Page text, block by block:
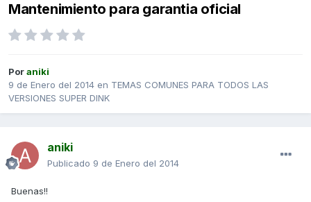
Mantenimiento para garantia oficial
Poraniki
9 de Enero del 2014 en TEMAS COMUNES PARA TODOS LAS
VERSIONES SUPER DINK
aniki
Publicado 9 de Enero del 2014
Buenas!!